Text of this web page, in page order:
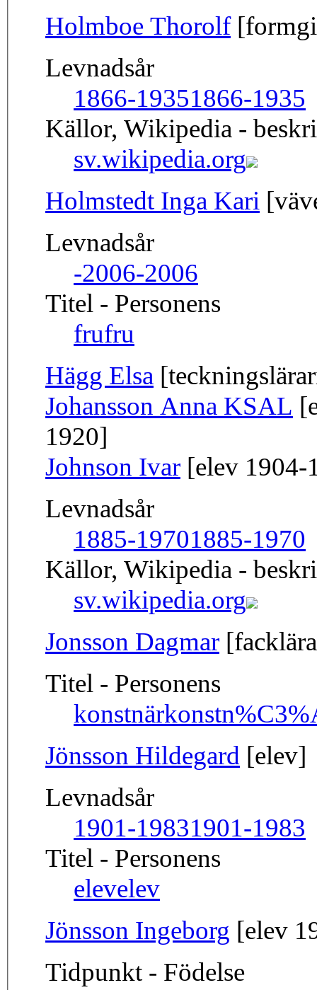
Holmboe Thorolf
Levnadsår
1866-19351866-1935
Källor, Wikipedia -
sv.wikipedia.org
Holmstedt Inga Kari
Levnadsår
-2006-2006
Titel - Personens
frufru
Hägg Elsa
Johansson Anna KSAL
1920]
Johnson Ivar [elev 1904-
Levnadsår
1885-19701885-1970
Källor, Wikipedia -
sv.wikipedia.org
Jonsson Dagmar
Titel - Personens
konstnär
Jönsson Hildegard [elev]
Levnadsår
1901-19831901-1983
Titel - Personens
elevelev
Jönsson Ingeborg [elev
Tidpunkt - Födelse